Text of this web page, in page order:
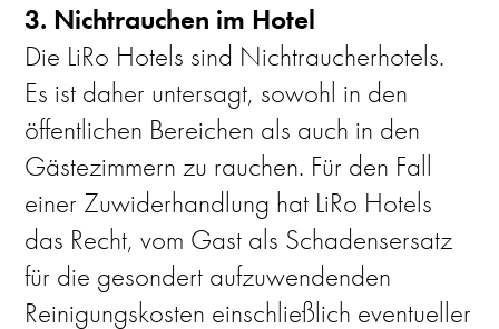
3. Nichtrauchen im Hotel
Die LiRo Hotels sind Nichtraucherhotels.
Es ist daher untersagt, sowohl in den
öffentlichen Bereichen als auch in den
Gästezimmern zu rauchen. Für den Fall
einer Zuwiderhandlung hat LiRo Hotels
das Recht, vom Gast als Schadensersatz
für die gesondert aufzuwendenden
Reinigungskosten einschließlich eventueller